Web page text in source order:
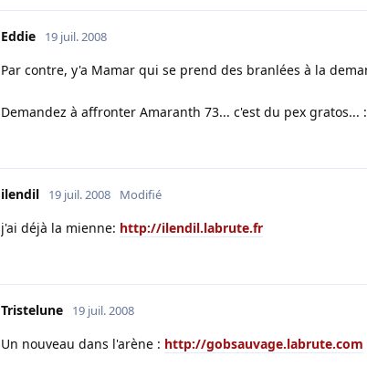
Eddie 19 juil. 2008
Par contre, y'a Mamar qui se prend des branlées à la
Demandez à affronter Amaranth 73... c'est du pex gratos...
ilendil 19 juil. 2008 Modifié
j'ai déjà la mienne: http://ilendil.labrute.fr
Tristelune 19 juil. 2008
Un nouveau dans l'arène : http://gobsauvage.labrute.com